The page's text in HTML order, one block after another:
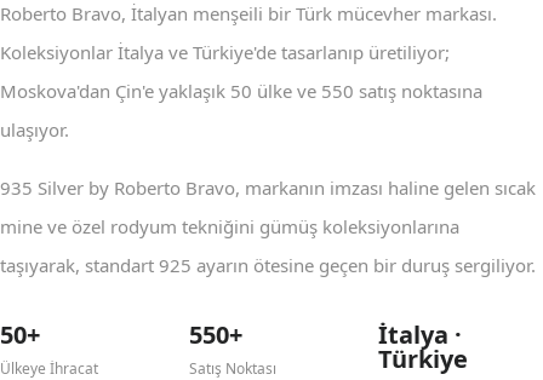
Roberto Bravo, İtalyan menşeili bir Türk mücevher markası.
Koleksiyonlar İtalya ve Türkiye'de tasarlanıp üretiliyor;
Moskova'dan Çin'e yaklaşık 50 ülke ve 550 satış noktasına
ulaşıyor.
935 Silver by Roberto Bravo, markanın imzası haline gelen sıcak
mine ve özel rodyum tekniğini gümüş koleksiyonlarına
taşıyarak, standart 925 ayarın ötesine geçen bir duruş sergiliyor.
50+
Ülkeye İhracat
550+
Satış Noktası
İtalya ·
Türkiye